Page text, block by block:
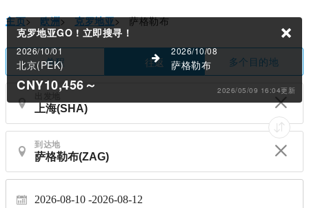
主页> 欧洲> 克罗地亚> 萨格勒布
单程 往返 多个目的地
出发地
到达地
2026-08-10 2026-08-12
克罗地亚GO ! 立即搜寻！
2026/10/01
北京(PEK)
2026/10/08
萨格勒布
CNY10,456～ 2026/05/09 16:04更新